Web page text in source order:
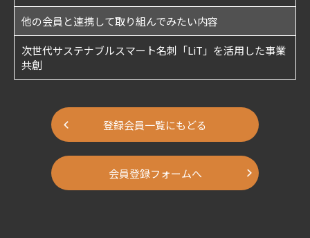
他の会員と連携して取り組んでみたい内容
次世代サステナブルスマート名刺「LiT」を活用した事業
共創
登録会員一覧にもどる
会員登録フォームへ